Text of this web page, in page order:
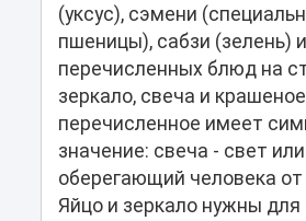
(уксус), сэмени
пшеницы), сабзи (зелень)
перечисленных блюд на
зеркало, свеча и
перечисленное имеет
значение: свеча - свет или
оберегающий человека от
Яйцо и зеркало нужны для